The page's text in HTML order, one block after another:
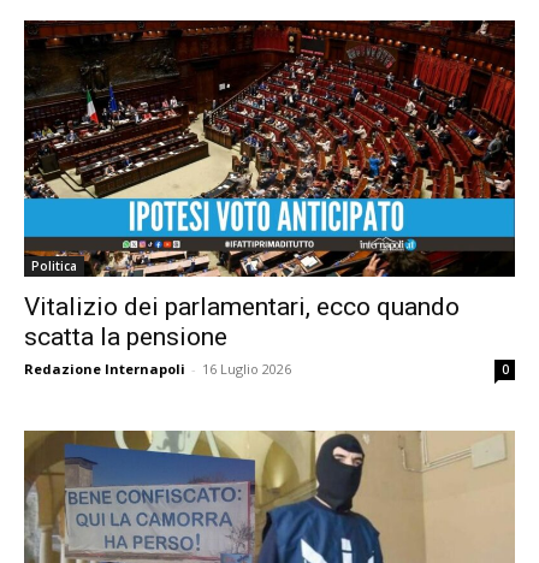
Politica
Vitalizio dei parlamentari, ecco quando
scatta la pensione
Redazione Internapoli - 16 Luglio 2026 0